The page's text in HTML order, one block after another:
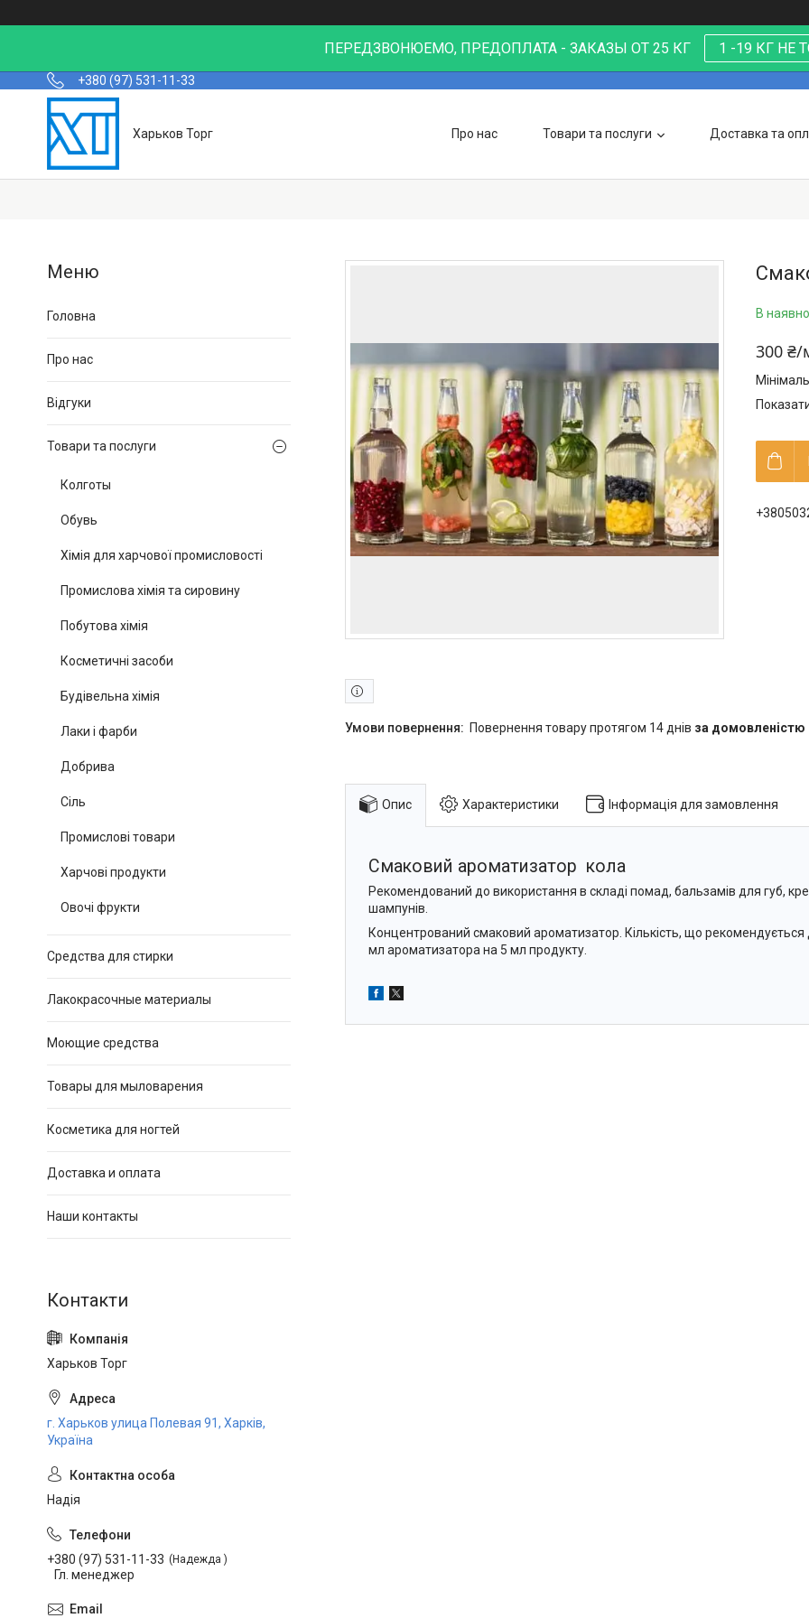
ПЕРЕДЗВОНЮЕМО, ПРЕДОПЛАТА - ЗАКАЗЫ ОТ 25 КГ 1 -19 КГ НЕ
+380 (97) 531-11-33
Харьков Торг Про нас Товари та послуги Доставка та
В
300 ₴/
повернення товару протягом 14 днів за домовленістю
Опис Характеристики Інформація для замовлення
Смаковий ароматизатор кола
Рекомендований до використання в складі помад, бальзамів для губ,
шампунів.
Концентрований смаковий ароматизатор. Кількість, що
мл ароматизатора на 5 мл продукту.
Головна
Про нас
Відгуки
Товари та послуги
Колготы
Обувь
Хімія для харчової промисловості
Промислова хімія та сировину
Побутова хімія
Косметичні засоби
Будівельна хімія
Лаки і фарби
Добрива
Сіль
Промислові товари
Харчові продукти
Овочі фрукти
Средства для стирки
Лакокрасочные материалы
Моющие средства
Товары для мыловарения
Косметика для ногтей
Доставка и оплата
Наши контакты
Харьков Торг
г. Харьков улица Полевая 91, Харків,
Україна
Надія
+380 (97) 531-11-33 Надежда
Гл. менеджер